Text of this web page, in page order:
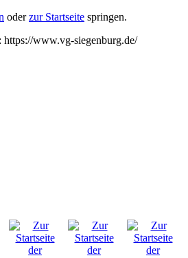
oderzur Startseite springen.
https://www.vg-siegenburg.de/